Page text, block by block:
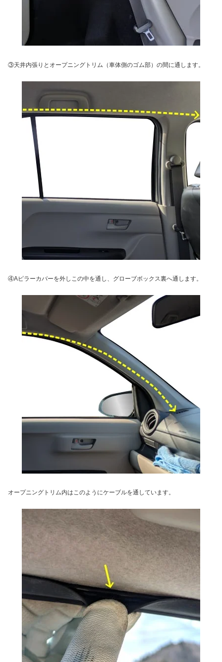
③天井内張りとオープニングトリム（車体側のゴム部）の間に通します。
④Aピラーカバーを外しこの中を通し、グローブボックス裏へ通します。
オープニングトリム内はこのようにケーブルを通しています。